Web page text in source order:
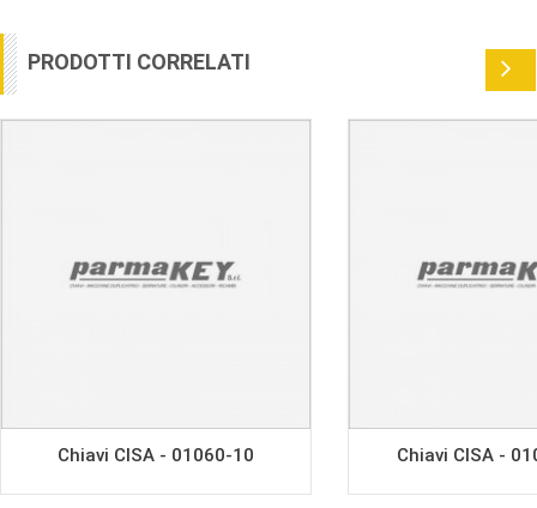
PRODOTTI CORRELATI
Chiavi CISA - 01060-10 Chiavi CISA -